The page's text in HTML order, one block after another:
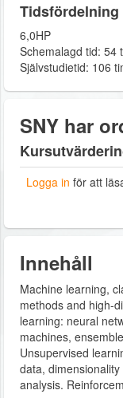
Tidsfördelning
6,0HP
Schemalagd tid: 54
Självstudietid: 106
SNY har
Logga in för att
Innehåll
Machine learning,
methods and high-
learning: neural
machines,
Unsupervised
data,
analysis.